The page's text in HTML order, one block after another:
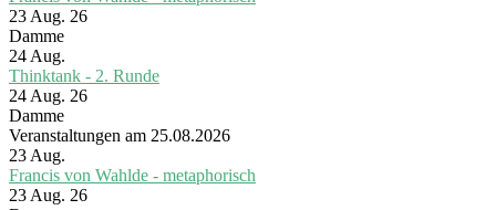
23 Aug. 26
Damme
24 Aug.
Thinktank - 2. Runde
24 Aug. 26
Damme
Veranstaltungen am 25.08.2026
23 Aug.
Francis von Wahlde - metaphorisch
23 Aug. 26